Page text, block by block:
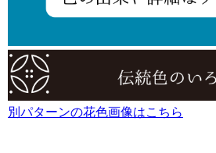
別パターンの花色画像はこちら